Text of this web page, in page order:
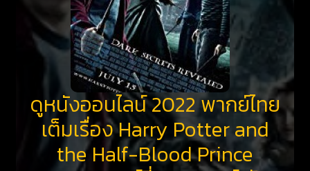
ดูหนังออนไลน์ 2022 พากย์ไทย
เต็มเรื่อง Harry Potter and
the Half-Blood Prince